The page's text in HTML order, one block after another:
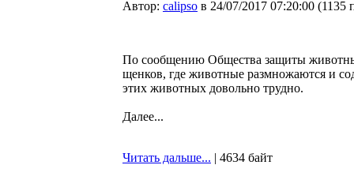
Автор: calipso в 24/07/2017 07:20:00 (1135
По сообщению Общества защиты
щенков, где животные размножаются и
этих животных довольно трудно.
Далее...
Читать дальше... | 4634 байт